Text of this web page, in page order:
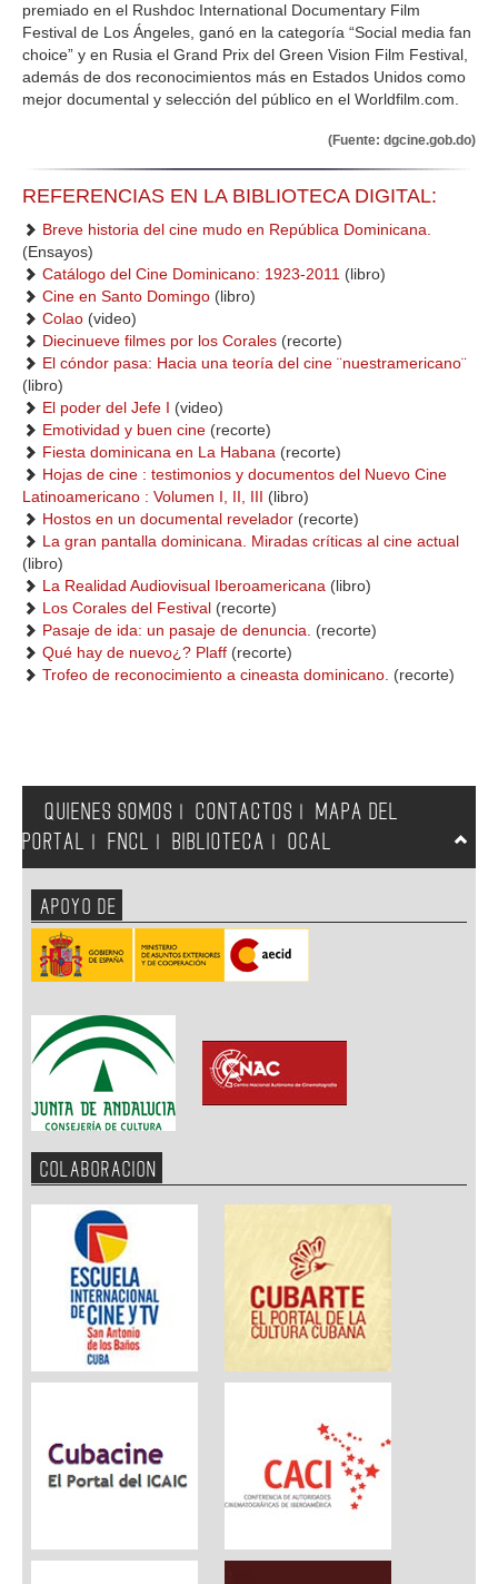
premiado en el Rushdoc International Documentary Film
Festival de Los Ángeles, ganó en la categoría “Social media fan
choice” y en Rusia el Grand Prix del Green Vision Film Festival,
además de dos reconocimientos más en Estados Unidos como
mejor documental y selección del público en el Worldfilm.com.
(Fuente: dgcine.gob.do)
REFERENCIAS EN LA BIBLIOTECA DIGITAL:
Breve historia del cine mudo en República Dominicana.
(Ensayos)
Catálogo del Cine Dominicano: 1923-2011 (libro)
Cine en Santo Domingo (libro)
Colao (video)
Diecinueve filmes por los Corales (recorte)
El cóndor pasa: Hacia una teoría del cine ¨nuestramericano¨
(libro)
El poder del Jefe I (video)
Emotividad y buen cine (recorte)
Fiesta dominicana en La Habana (recorte)
Hojas de cine : testimonios y documentos del Nuevo Cine
Latinoamericano : Volumen I, II, III (libro)
Hostos en un documental revelador (recorte)
La gran pantalla dominicana. Miradas críticas al cine actual
(libro)
La Realidad Audiovisual Iberoamericana (libro)
Los Corales del Festival (recorte)
Pasaje de ida: un pasaje de denuncia. (recorte)
Qué hay de nuevo¿? Plaff (recorte)
Trofeo de reconocimiento a cineasta dominicano. (recorte)
QUIENES SOMOS CONTACTOS
MAPA DEL
PORTAL
FNCL BIBLIOTECA OCAL
APOYO DE
COLABORACION